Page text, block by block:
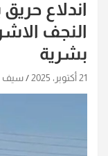
اندلاع
النجف
بشرية
21 أكتوبر، 2025 سيف